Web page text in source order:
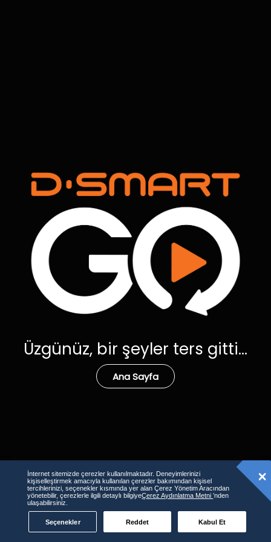
Üzgünüz, bir şeyler ters gitti...
Ana Sayfa
İnternet sitemizde çerezler kullanılmaktadır. Deneyimlerinizi
kişiselleştirmek amacıyla kullanılan çerezler bakımından kişisel
tercihlerinizi, seçenekler kısmında yer alan Çerez Yönetim Aracından
yönetebilir, çerezlerle ilgili detaylı bilgiyeÇerez Aydınlatma Metni’nden
ulaşabilirsiniz.
Seçenekler Reddet Kabul Et